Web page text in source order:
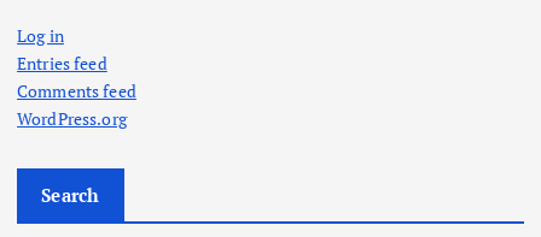
Log in
Entries feed
Comments feed
WordPress.org
Search